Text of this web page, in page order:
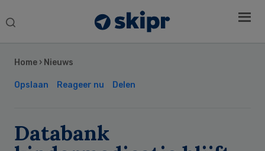
Search
Home › Nieuws
Opslaan Reageer nu Delen
Databank
Sidebar